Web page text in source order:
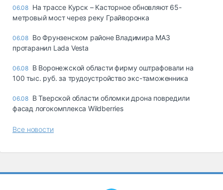
06.08 На трассе Курск – Касторное обновляют 65-
метровый мост через реку Грайворонка
06.08 Во Фрунзенском районе Владимира МАЗ
протаранил Lada Vesta
06.08 В Воронежской области фирму оштрафовали на
100 тыс. руб. за трудоустройство экс-таможенника
06.08 В Тверской области обломки дрона повредили
фасад логокомплекса Wildberries
Все новости